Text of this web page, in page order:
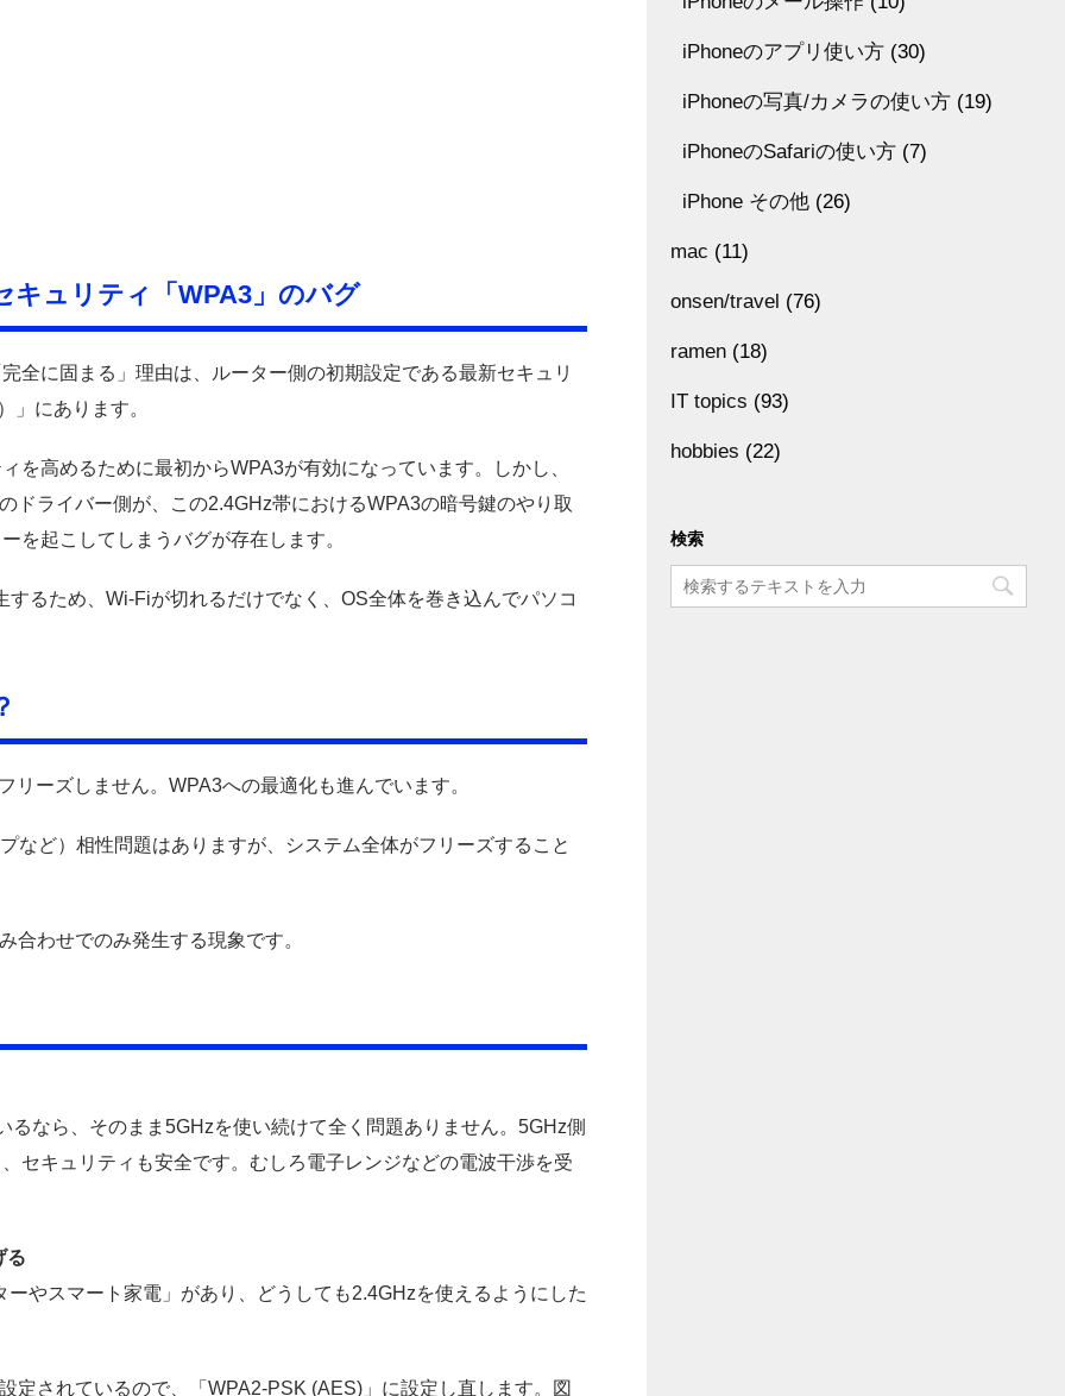
キュリティ「WPA3」のバグ
全に固まる」理由は、ルーター側の初期設定である最新セキュリ
」にあります。
を高めるために最初からWPA3が有効になっています。しかし、
ドライバー側が、この2.4GHz帯におけるWPA3の暗号鍵のやり取
を起こしてしまうバグが存在します。
るため、Wi-Fiが切れるだけでなく、OS全体を巻き込んでパソコ
ーズしません。WPA3への最適化も進んでいます。
など）相性問題はありますが、システム全体がフリーズすること
合わせでのみ発生する現象です。
なら、そのまま5GHzを使い続けて全く問題ありません。5GHz側
セキュリティも安全です。むしろ電子レンジなどの電波干渉を受
る
やスマート家電」があり、どうしても2.4GHzを使えるようにした
定されているので、「WPA2-PSK (AES)」に設定し直します。図
iPhoneのアプリ使い方 (30)
iPhoneの写真/カメラの使い方 (19)
iPhoneのSafariの使い方 (7)
iPhone その他 (26)
mac (11)
onsen/travel (76)
ramen (18)
IT topics (93)
hobbies (22)
検索